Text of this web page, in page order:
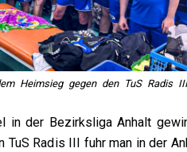
Heimsieg gegen den TuS Radis
in der Bezirksliga Anhalt
TuS Radis III fuhr man in der